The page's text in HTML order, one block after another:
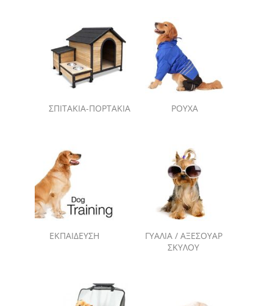
ΣΠΙΤΑΚΙΑ-ΠΟΡΤΑΚΙΑ ΡΟΥΧΑ
ΕΚΠΑΙΔΕΥΣΗ
ΓΥΑΛΙΑ / ΑΞΕΣΟΥΑΡ
ΣΚΥΛΟΥ